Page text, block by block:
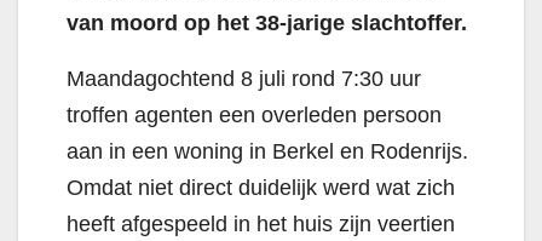
van moord op het 38-jarige slachtoffer.
Maandagochtend 8 juli rond 7:30 uur
troffen agenten een overleden persoon
aan in een woning in Berkel en Rodenrijs.
Omdat niet direct duidelijk werd wat zich
heeft afgespeeld in het huis zijn veertien